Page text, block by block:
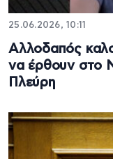
25.06.2026, 10:11
Αλλοδαπός
να έρθουν στο
Πλεύρη